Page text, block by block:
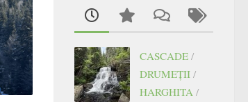
CASCADE /
DRUMEŢII /
HARGHITA /